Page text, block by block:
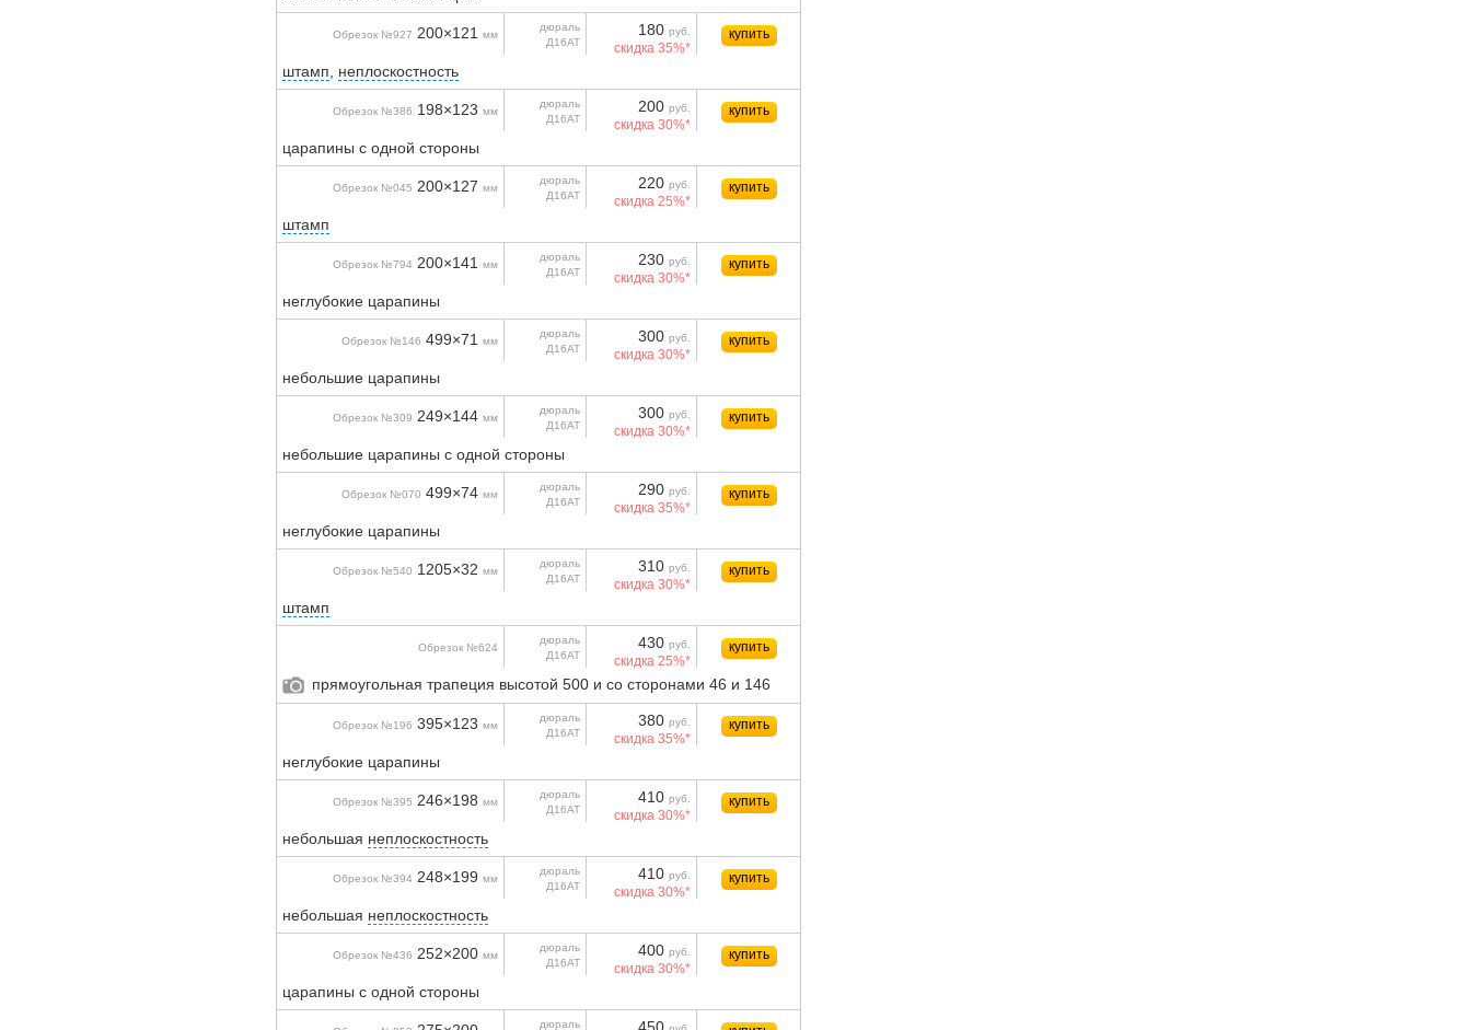
Обрезок №927 200×121 мм
дюраль
Д16АТ
180 руб.
скидка 35%*
купить
штамп неплоскостность
Обрезок №386 198×123 мм
дюраль
Д16АТ
200 руб.
скидка 30%*
купить
царапины с одной стороны
Обрезок №045 200×127 мм
дюраль
Д16АТ
220 руб.
скидка 25%*
купить
штамп
Обрезок №794 200×141 мм
дюраль
Д16АТ
230 руб.
скидка 30%*
купить
неглубокие царапины
Обрезок №146 499×71 мм
дюраль
Д16АТ
300 руб.
скидка 30%*
купить
небольшие царапины
Обрезок №309 249×144 мм
дюраль
Д16АТ
300 руб.
скидка 30%*
купить
небольшие царапины с одной стороны
Обрезок №070 499×74 мм
дюраль
Д16АТ
290 руб.
скидка 35%*
купить
неглубокие царапины
Обрезок №540 1205×32 мм
дюраль
Д16АТ
310 руб.
скидка 30%*
купить
штамп
Обрезок №624
дюраль
Д16АТ
430 руб.
скидка 25%*
купить
прямоугольная трапеция высотой 500 и со сторонами 46 и 146
Обрезок №196 395×123 мм
дюраль
Д16АТ
380 руб.
скидка 35%*
купить
неглубокие царапины
Обрезок №395 246×198 мм
дюраль
Д16АТ
410 руб.
скидка 30%*
купить
небольшая неплоскостность
Обрезок №394 248×199 мм
дюраль
Д16АТ
410 руб.
скидка 30%*
купить
небольшая неплоскостность
Обрезок №436 252×200 мм
дюраль
Д16АТ
400 руб.
скидка 30%*
купить
царапины с одной стороны
дюраль